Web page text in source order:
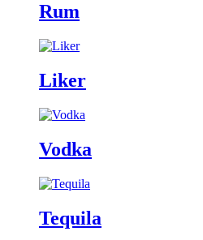
Rum
Liker
Vodka
Tequila